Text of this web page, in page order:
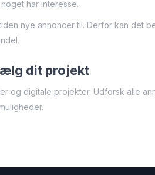
har interesse.
nye annoncer til. Derfor kan det
dit projekt
og digitale projekter. Udforsk alle